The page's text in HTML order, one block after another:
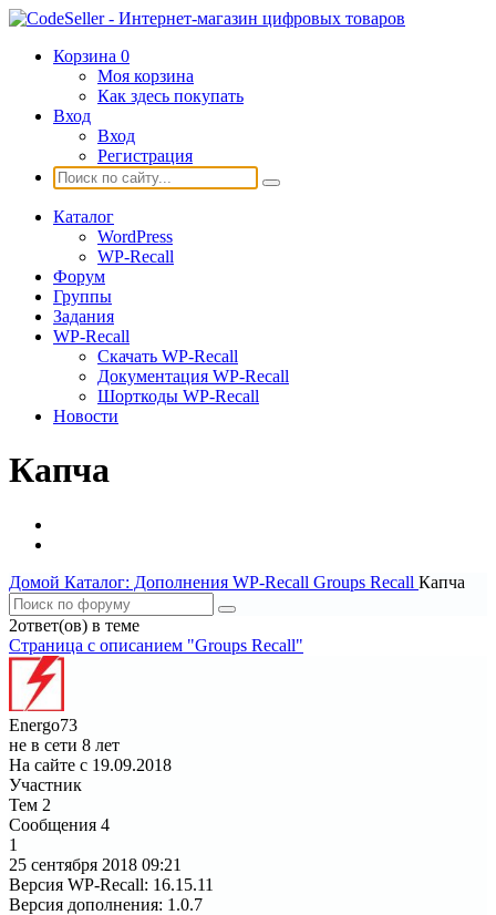
Корзина 0
Моя корзина
Как здесь покупать
Вход
Вход
Регистрация
Каталог
WordPress
WP-Recall
Форум
Группы
Задания
WP-Recall
Скачать WP-Recall
Документация WP-Recall
Шорткоды WP-Recall
Новости
Капча
Домой Каталог: Дополнения WP-Recall Groups Recall Капча
2ответ(ов) в теме
Страница c описанием "Groups Recall"
Energo73
не в сети 8 лет
На сайте с 19.09.2018
Участник
Тем 2
Сообщения 4
1
25 сентября 2018 09:21
Версия WP-Recall: 16.15.11
Версия дополнения: 1.0.7